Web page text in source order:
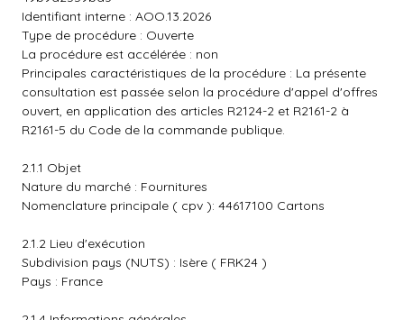
Identifiant interne : AOO.13.2026
Type de procédure : Ouverte
La procédure est accélérée : non
Principales caractéristiques de la procédure : La présente
consultation est passée selon la procédure d'appel d'offres
ouvert, en application des articles R2124-2 et R2161-2 à
R2161-5 du Code de la commande publique.
2.1.1 Objet
Nature du marché : Fournitures
Nomenclature principale ( cpv ): 44617100 Cartons
2.1.2 Lieu d'exécution
Subdivision pays (NUTS) : Isère ( FRK24 )
Pays : France